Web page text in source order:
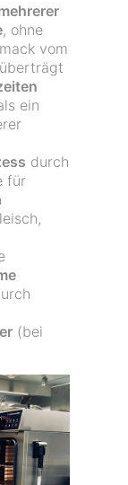
, ohne
vom
ein
durch
für
(bei